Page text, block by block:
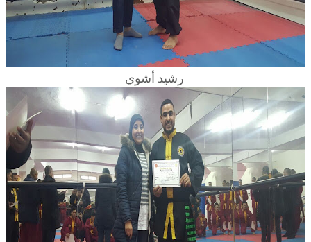
رشيد أشوي